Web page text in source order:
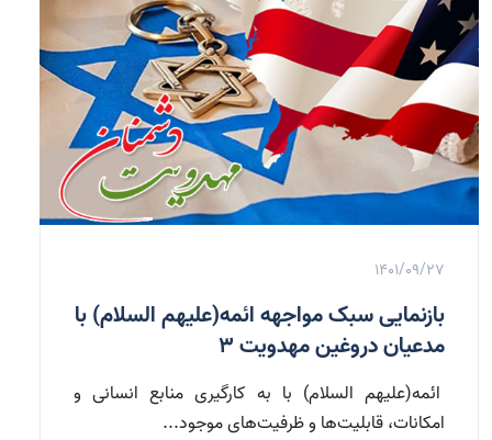
1401/09/27
بازنمایی سبک مواجهه ائمه(علیهم السلام) با
مدعیان دروغین مهدویت 3
ائمه(علیهم السلام) با به کارگیری منابع انسانی و
امکانات، قابلیت‌ها و ظرفیت‌های موجود...